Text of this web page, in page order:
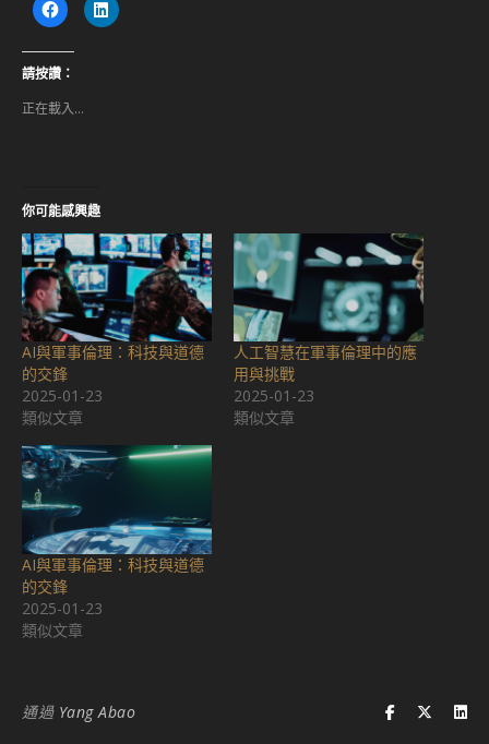
按
一
分
享
至
新
分
享
請按讚：
正在載入...
你可能感興趣
AI與軍事倫理：科技與道德
的交鋒
2025-01-23
類似文章
人工智慧在軍事倫理中的應
用與挑戰
2025-01-23
類似文章
AI與軍事倫理：科技與道德
的交鋒
2025-01-23
類似文章
通過 Yang Abao